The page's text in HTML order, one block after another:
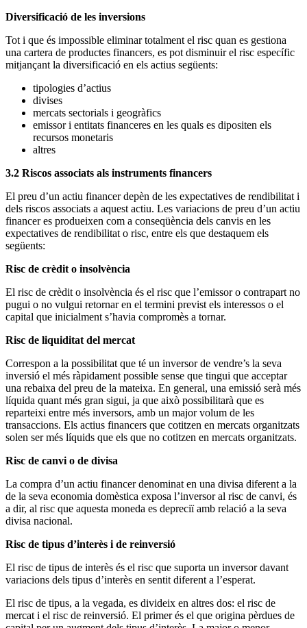
Diversificació de les inversions
Tot i que és impossible eliminar totalment el risc quan es gestiona
una cartera de productes financers, es pot disminuir el risc específic
mitjançant la diversificació en els actius següents:
tipologies d’actius
divises
mercats sectorials i geogràfics
emissor i entitats financeres en les quals es dipositen els
recursos monetaris
altres
3.2 Riscos associats als instruments financers
El preu d’un actiu financer depèn de les expectatives de rendibilitat i
dels riscos associats a aquest actiu. Les variacions de preu d’un actiu
financer es produeixen com a conseqüència dels canvis en les
expectatives de rendibilitat o risc, entre els que destaquem els
següents:
Risc de crèdit o insolvència
El risc de crèdit o insolvència és el risc que l’emissor o contrapart no
pugui o no vulgui retornar en el termini previst els interessos o el
capital que inicialment s’havia compromès a tornar.
Risc de liquiditat del mercat
Correspon a la possibilitat que té un inversor de vendre’s la seva
inversió el més ràpidament possible sense que tingui que acceptar
una rebaixa del preu de la mateixa. En general, una emissió serà més
líquida quant més gran sigui, ja que això possibilitarà que es
reparteixi entre més inversors, amb un major volum de les
transaccions. Els actius financers que cotitzen en mercats organitzats
solen ser més líquids que els que no cotitzen en mercats organitzats.
Risc de canvi o de divisa
La compra d’un actiu financer denominat en una divisa diferent a la
de la seva economia domèstica exposa l’inversor al risc de canvi, és
a dir, al risc que aquesta moneda es depreciï amb relació a la seva
divisa nacional.
Risc de tipus d’interès i de reinversió
El risc de tipus de interès és el risc que suporta un inversor davant
variacions dels tipus d’interès en sentit diferent a l’esperat.
El risc de tipus, a la vegada, es divideix en altres dos: el risc de
mercat i el risc de reinversió. El primer és el que origina pèrdues de